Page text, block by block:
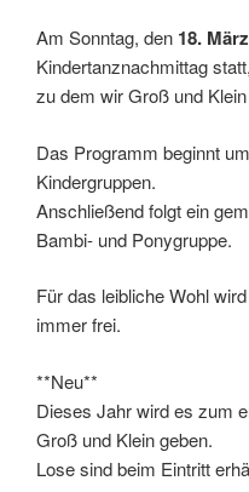
Am Sonntag, den 18.
Kindertanznachmittag statt,
zu dem wir Groß und
Das Programm beginnt um
Kindergruppen.
Anschließend folgt ein
Bambi- und Ponygruppe.
Für das leibliche Wohl
immer frei.
**Neu**
Dieses Jahr wird es zum
Groß und Klein geben.
Lose sind beim Eintritt